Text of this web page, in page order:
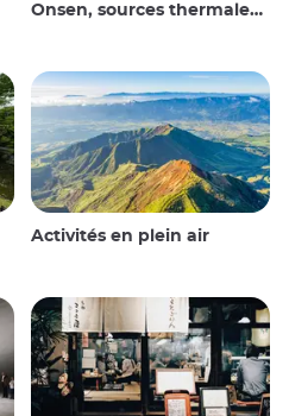
Onsen, sources thermales et bains publics
Activités en plein air